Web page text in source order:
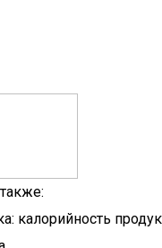
калорийность